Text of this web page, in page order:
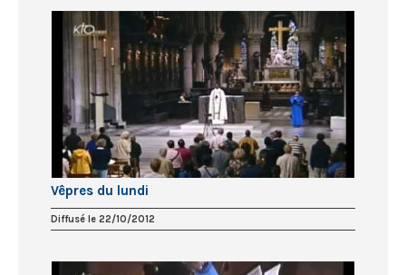
Vêpres du lundi
Diffusé le 22/10/2012